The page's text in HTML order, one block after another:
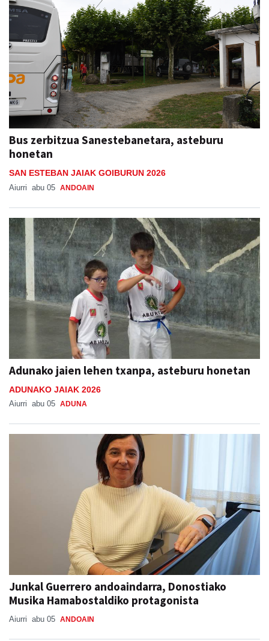
Bus zerbitzua Sanestebanetara, asteburu
honetan
SAN ESTEBAN JAIAK GOIBURUN 2026
Aiurri abu 05 ANDOAIN
Adunako jaien lehen txanpa, asteburu honetan
ADUNAKO JAIAK 2026
Aiurri abu 05 ADUNA
Junkal Guerrero andoaindarra, Donostiako
Musika Hamabostaldiko protagonista
Aiurri abu 05 ANDOAIN